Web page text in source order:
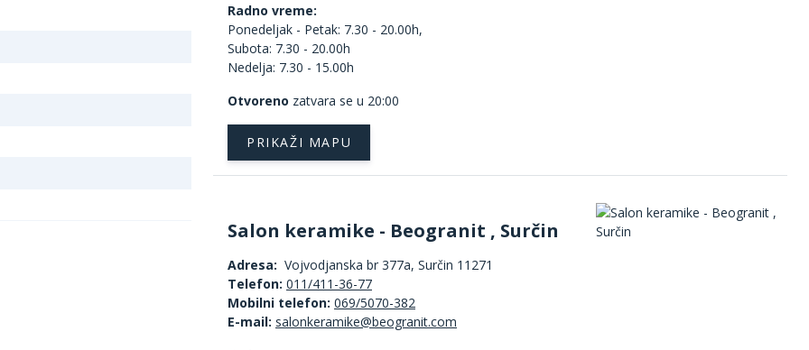
Radno vreme:
Ponedeljak - Petak: 7.30 - 20.00h,
Subota: 7.30 - 20.00h
Nedelja: 7.30 - 15.00h
Otvoreno zatvara se u 20:00
PRIKAŽI MAPU
Salon keramike - Beogranit , Surčin
Adresa: Vojvodjanska br 377a, Surčin 11271
Telefon: 011/411-36-77
Mobilni telefon: 069/5070-382
E-mail: